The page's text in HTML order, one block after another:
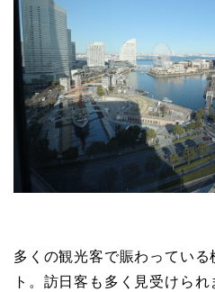
多くの観光客で賑わってい
ト。訪日客も多く見受けられ